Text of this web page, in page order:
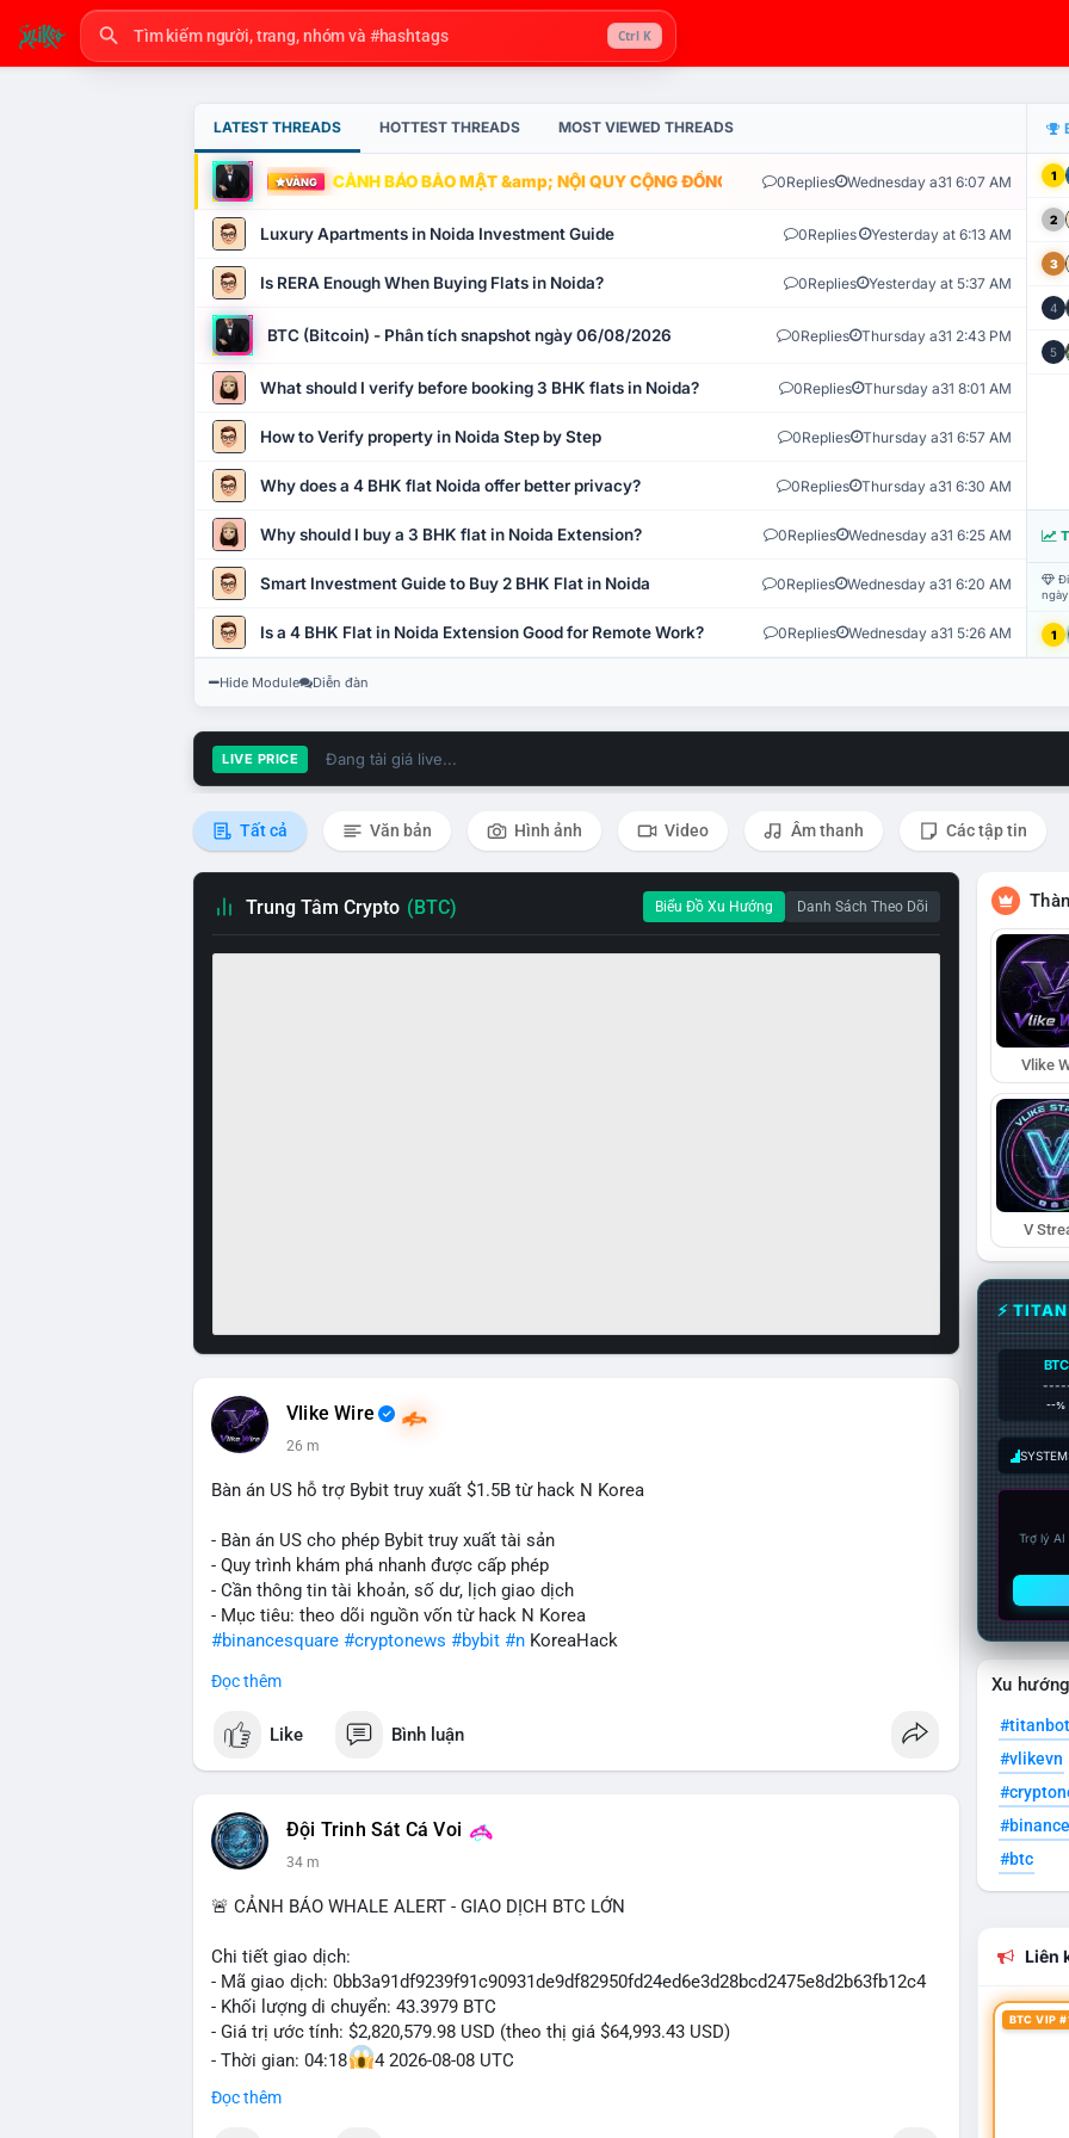
Ctrl K
LATEST THREADS HOTTEST THREADS MOST VIEWED THREADS
VÀNG CẢNH BÁO BẢO MẬT &amp; NỘI QUY CỘNG ĐỒNG VLIKE.VN: HỆ THỐNG GIÁM SÁT TỰ
0Replies Wednesday a31 6:07 AM
Luxury Apartments in Noida Investment Guide 0Replies Yesterday at 6:13 AM
Is RERA Enough When Buying Flats in Noida? 0Replies Yesterday at 5:37 AM
BTC (Bitcoin) - Phân tích snapshot ngày 06/08/2026 0Replies Thursday a31 2:43 PM
What should I verify before booking 3 BHK flats in Noida? 0Replies Thursday a31 8:01 AM
How to Verify property in Noida Step by Step 0Replies Thursday a31 6:57 AM
Why does a 4 BHK flat Noida offer better privacy? 0Replies Thursday a31 6:30 AM
Why should I buy a 3 BHK flat in Noida Extension? 0Replies Wednesday a31 6:25 AM
Smart Investment Guide to Buy 2 BHK Flat in Noida 0Replies Wednesday a31 6:20 AM
Is a 4 BHK Flat in Noida Extension Good for Remote Work? 0Replies Wednesday a31 5:26 AM
1
2
3
4
5
1
Hide Module Diễn đàn
LIVE PRICE Đang tải giá live...
Tất cả Văn bản Hình ảnh Video Âm thanh Các tập tin
Trung Tâm Crypto (BTC) Biểu Đồ Xu Hướng Danh Sách Theo Dõi
Vlike Wire
26 m
Bàn án US hỗ trợ Bybit truy xuất $1.5B từ hack N Korea
- Bàn án US cho phép Bybit truy xuất tài sản
- Quy trình khám phá nhanh được cấp phép
- Cần thông tin tài khoản, số dư, lịch giao dịch
- Mục tiêu: theo dõi nguồn vốn từ hack N Korea
#binancesquare #cryptonews #bybit #n KoreaHack
$btc $eth
#vlikevn #titanbot
Đọc thêm
Like Bình luận
Đội Trinh Sát Cá Voi
34 m
🚨 CẢNH BÁO WHALE ALERT - GIAO DỊCH BTC LỚN
Chi tiết giao dịch:
- Mã giao dịch: 0bb3a91df9239f91c90931de9df82950fd24ed6e3d28bcd2475e8d2b63fb12c4
- Khối lượng di chuyển: 43.3979 BTC
- Giá trị ước tính: $2,820,579.98 USD (theo thị giá $64,993.43 USD)
- Thời gian: 04:18
4 2026-08-08 UTC
Nhận định phân tích hành vi của Cá voi dựa trên giao dịch này: Khối lượng 43.3979 BTC
Đọc thêm
Vlike
V
⚡
BTC
--%
Trợ lý
Xu
#titanbot
#vlikevn
#btc
Liên
BTC VIP